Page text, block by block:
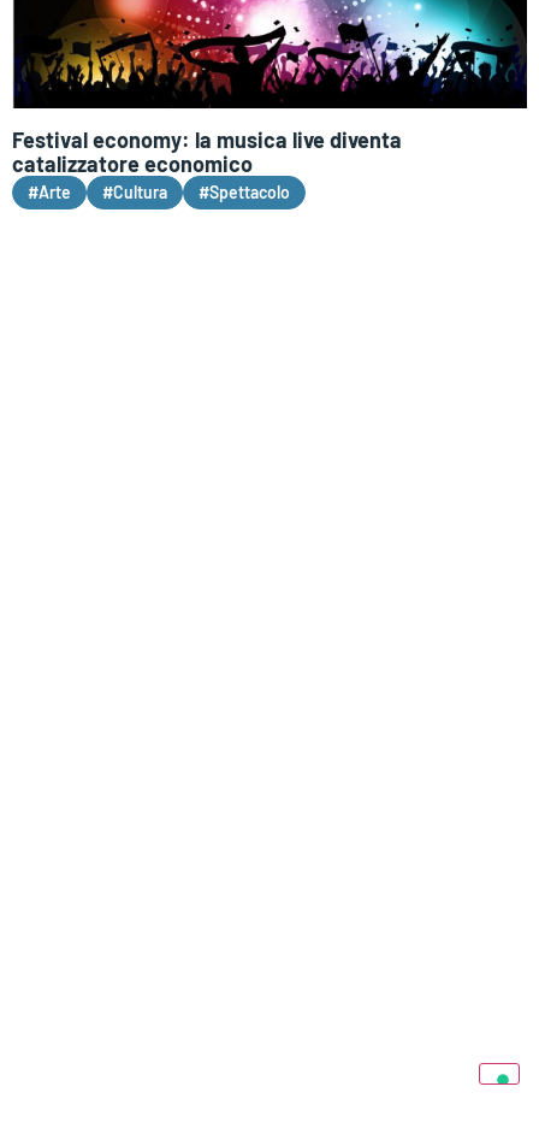
Festival economy: la musica live diventa
catalizzatore economico
#Arte #Cultura #Spettacolo